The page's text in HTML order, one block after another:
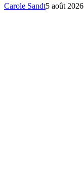
Carole Sandt5 août 2026